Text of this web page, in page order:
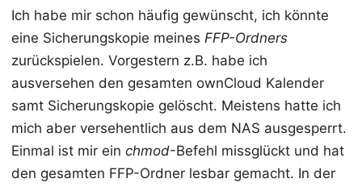
Ich habe mir schon häufig gewünscht, ich könnte
eine Sicherungskopie meines FFP-Ordners
zurückspielen. Vorgestern z.B. habe ich
ausversehen den gesamten ownCloud Kalender
samt Sicherungskopie gelöscht. Meistens hatte ich
mich aber versehentlich aus dem NAS ausgesperrt.
Einmal ist mir ein chmod-Befehl missglückt und hat
den gesamten FFP-Ordner lesbar gemacht. In der